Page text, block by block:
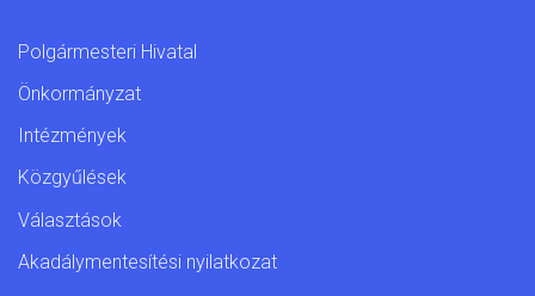
Polgármesteri Hivatal
Önkormányzat
Intézmények
Közgyűlések
Választások
Akadálymentesítési nyilatkozat